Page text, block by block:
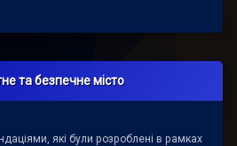
та безпечне місто
які були розроблені в рамках